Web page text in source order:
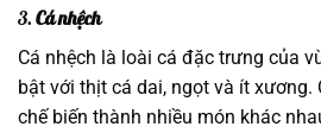
3. Cá nhệch
Cá nhệch là loài cá đặc trưng của
bật với thịt cá dai, ngọt và ít xương.
chế biến thành nhiều món khác